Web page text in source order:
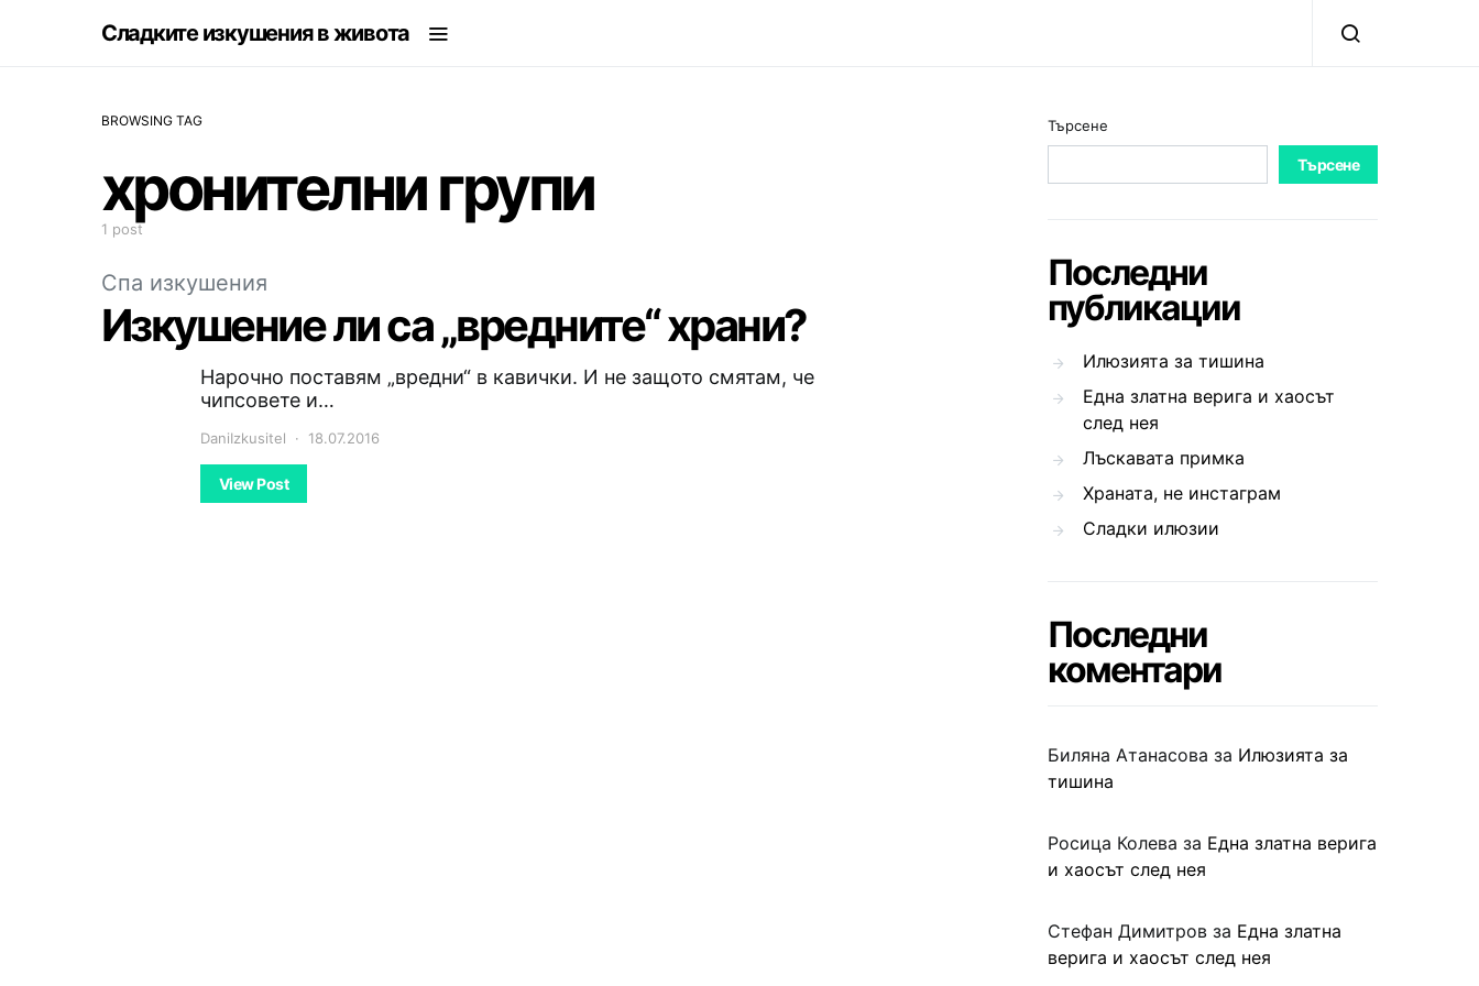
Сладките изкушения в живота
BROWSING TAG
хронителни групи
1 post
Спа изкушения
Изкушение ли са „вредните“ храни?
Нарочно поставям „вредни“ в кавички. И не защото смятам, че
чипсовете и…
DaniIzkusitel 18.07.2016
View Post
Търсене
Търсене
Последни
публикации
Илюзията за тишина
Една златна верига и хаосът
след нея
Лъскавата примка
Храната, не инстаграм
Сладки илюзии
Последни
коментари
Биляна Атанасова за Илюзията за
тишина
Росица Колева за Една златна верига
и хаосът след нея
Стефан Димитров за Една златна
верига и хаосът след нея